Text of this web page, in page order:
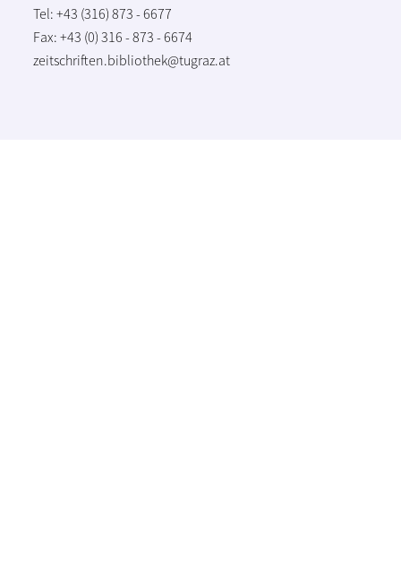
Tel: +43 (316) 873 - 6677
Fax: +43 (0) 316 - 873 - 6674
zeitschriften.bibliothek@tugraz.at